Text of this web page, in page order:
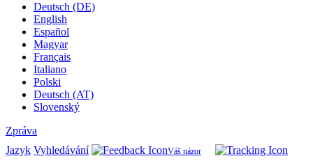
Deutsch (DE)
English
Español
Magyar
Français
Italiano
Polski
Deutsch (AT)
Slovenský
Zpráva
Jazyk Vyhledávání Váš názor